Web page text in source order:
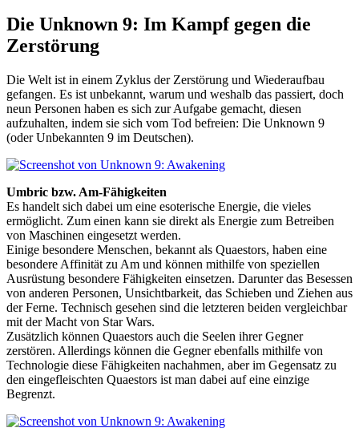
Die Unknown 9: Im Kampf gegen die
Zerstörung
Die Welt ist in einem Zyklus der Zerstörung und Wiederaufbau
gefangen. Es ist unbekannt, warum und weshalb das passiert, doch
neun Personen haben es sich zur Aufgabe gemacht, diesen
aufzuhalten, indem sie sich vom Tod befreien: Die Unknown 9
(oder Unbekannten 9 im Deutschen).
Umbric bzw. Am-Fähigkeiten
Es handelt sich dabei um eine esoterische Energie, die vieles
ermöglicht. Zum einen kann sie direkt als Energie zum Betreiben
von Maschinen eingesetzt werden.
Einige besondere Menschen, bekannt als Quaestors, haben eine
besondere Affinität zu Am und können mithilfe von speziellen
Ausrüstung besondere Fähigkeiten einsetzen. Darunter das Besessen
von anderen Personen, Unsichtbarkeit, das Schieben und Ziehen aus
der Ferne. Technisch gesehen sind die letzteren beiden vergleichbar
mit der Macht von Star Wars.
Zusätzlich können Quaestors auch die Seelen ihrer Gegner
zerstören. Allerdings können die Gegner ebenfalls mithilfe von
Technologie diese Fähigkeiten nachahmen, aber im Gegensatz zu
den eingefleischten Quaestors ist man dabei auf eine einzige
Begrenzt.